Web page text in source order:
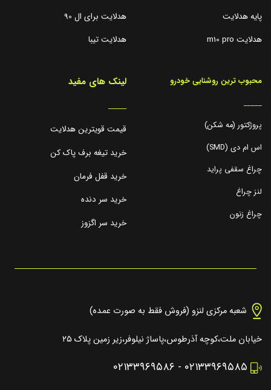
پایه هدلایت
هدلایت m10 pro
هدلایت برای ال 90
هدلایت تیبا
محبوب ترین روشنایی خودرو
_____
پروژکتور (مه شکن)
اس ام دی (SMD)
چراغ سقفی پراید
لنز چراغ
چراغ زنون
لینک های مفید
_____
قیمت قویترین هدلایت
خرید تیغه برف پاک کن
خرید قفل فرمان
خرید سر دنده
خرید سر اگزوز
شعبه مرکزی لنزو (فروش فقط به صورت عمده)
خیابان ملت،کوچه آذرطوس،پاساژ نیلوفر،زیر زمین پلاک ۲۵
۰۲۱۳۳۹۶۹۵۸۵ - ۰۲۱۳۳۹۶۹۵۸۶